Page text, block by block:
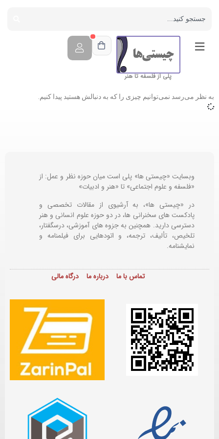
پلی از فلسفه تا هنر
به نظر می‌رسد نمی‌توانیم چیزی را که به دنبالش هستید پیدا کنیم.
وبسایت «چیستی ها» پلی است میان حوزه نظر و عمل: از
«فلسفه و علوم اجتماعی» تا «هنر و ادبیات»
در «چیستی ها»، به آرشیوی از مقالات تخصصی و
پادکست های سخنرانی ها، در دو حوزه علوم انسانی و هنر
دسترسی دارید. همچنین به جزوه های آموزشی، درسگفتار،
تلخیص، تألیف، ترجمه، و اتودهایی برایفیلمنامه و
نمایشنامه.
تماس با ما درباره ما درگاه مالی